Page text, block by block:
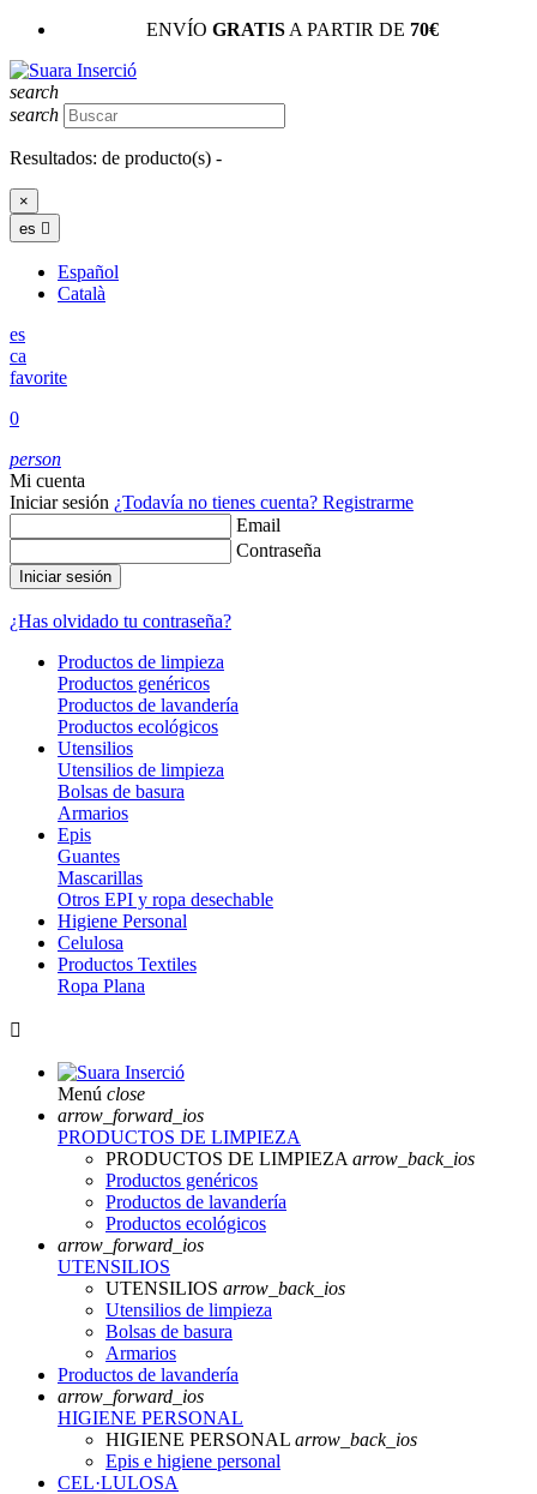
ENVÍO GRATIS A PARTIR DE 70€
search
search
Resultados: de producto(s) -
×
es 
Español
Català
es
ca
favorite
0
person
Mi cuenta
Iniciar sesión ¿Todavía no tienes cuenta? Registrarme
Email
Contraseña
Iniciar sesión
¿Has olvidado tu contraseña?
Productos de limpieza
Productos genéricos
Productos de lavandería
Productos ecológicos
Utensilios
Utensilios de limpieza
Bolsas de basura
Armarios
Epis
Guantes
Mascarillas
Otros EPI y ropa desechable
Higiene Personal
Celulosa
Productos Textiles
Ropa Plana

Menú close
arrow_forward_ios
PRODUCTOS DE LIMPIEZA
PRODUCTOS DE LIMPIEZA arrow_back_ios
Productos genéricos
Productos de lavandería
Productos ecológicos
arrow_forward_ios
UTENSILIOS
UTENSILIOS arrow_back_ios
Utensilios de limpieza
Bolsas de basura
Armarios
Productos de lavandería
arrow_forward_ios
HIGIENE PERSONAL
HIGIENE PERSONAL arrow_back_ios
Epis e higiene personal
CEL·LULOSA